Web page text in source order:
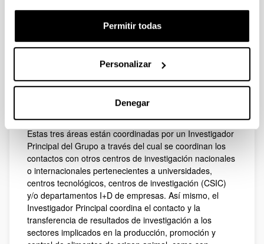
Permitir todas
Personalizar
Denegar
y biología molecular, y laboratorio de análisis
instrumental. El área de Tecnología de Alimentos
laboratorio de análisis instrumental y planta piloto. El
área de Nutrición y Bromatología dispone de laboratorio
de preparación de muestras, laboratorio de
microbiología y laboratorio de análisis sensorial
Estas tres áreas están coordinadas por un Investigador
Principal del Grupo a través del cual se coordinan los
contactos con otros centros de investigación nacionales
o internacionales pertenecientes a universidades,
centros tecnológicos, centros de investigación (CSIC)
y/o departamentos I+D de empresas. Así mismo, el
Investigador Principal coordina el contacto y la
transferencia de resultados de investigación a los
sectores implicados en la producción, promoción y